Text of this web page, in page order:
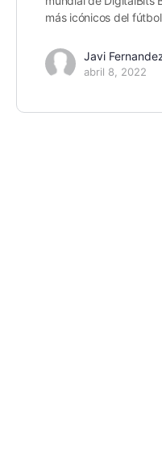
más icónicos del
Javi
abril 8, 2022